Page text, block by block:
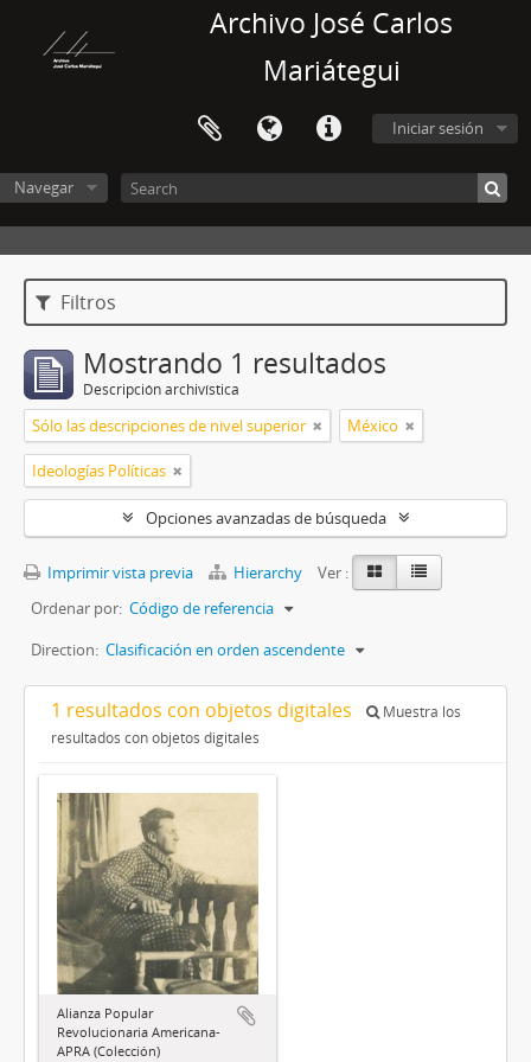
Archivo José Carlos
Mariátegui
Iniciar sesión
Navegar
Filtros
Mostrando 1 resultados
Descripción archivística
Sólo las descripciones de nivel superior México
Ideologías Políticas
Opciones avanzadas de búsqueda
Imprimir vista previa Hierarchy
Ver :
Ordenar por: Código de referencia
Direction: Clasificación en orden ascendente
1 resultados con objetos digitales
Muestra los
resultados con objetos digitales
Alianza Popular
Revolucionaria Americana-
APRA (Colección)